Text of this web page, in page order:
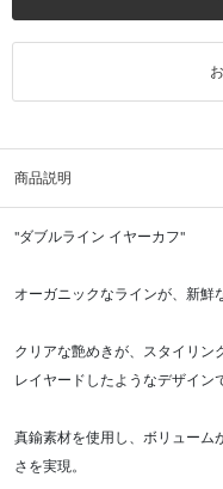
商品説明
"ダブルライン イヤーカフ"
オーガニックなラインが、新鮮
クリアな艶めきが、スタイリン
レイヤードしたようなデザイン
真鍮素材を使用し、ボリューム
さを実現。